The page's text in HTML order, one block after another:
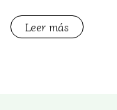
Leer más